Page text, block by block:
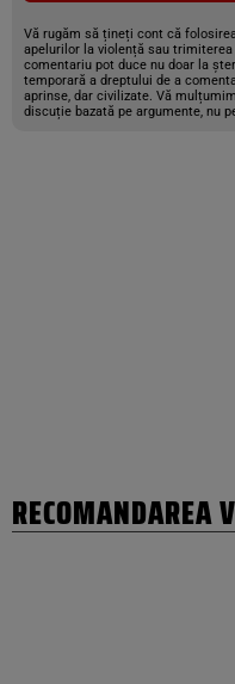
Vă rugăm să țineți cont că
apelurilor la violență sau trimiterea
comentariu pot duce nu doar la
temporară a dreptului de a
aprinse, dar civilizate. Vă
discuție bazată pe argumente, nu
RECOMANDAREA